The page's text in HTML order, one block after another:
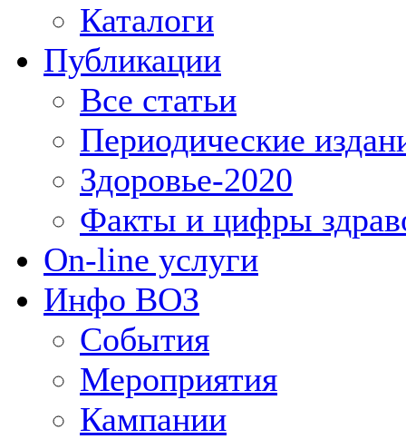
Каталоги
Публикации
Все статьи
Периодические
Здоровье-2020
Факты и цифры
On-line услуги
Инфо ВОЗ
События
Мероприятия
Кампании